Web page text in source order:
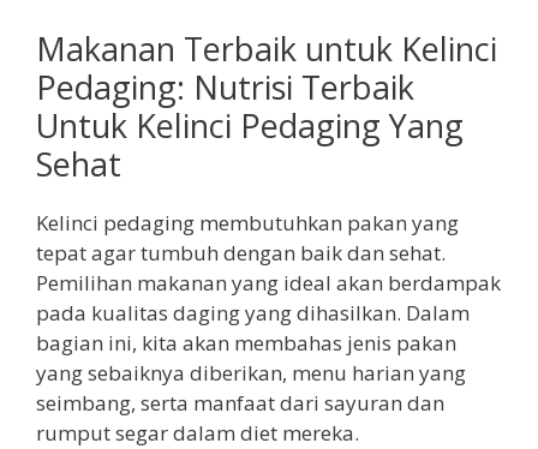
Makanan Terbaik untuk Kelinci
Pedaging: Nutrisi Terbaik
Untuk Kelinci Pedaging Yang
Sehat
Kelinci pedaging membutuhkan pakan yang
tepat agar tumbuh dengan baik dan sehat.
Pemilihan makanan yang ideal akan berdampak
pada kualitas daging yang dihasilkan. Dalam
bagian ini, kita akan membahas jenis pakan
yang sebaiknya diberikan, menu harian yang
seimbang, serta manfaat dari sayuran dan
rumput segar dalam diet mereka.